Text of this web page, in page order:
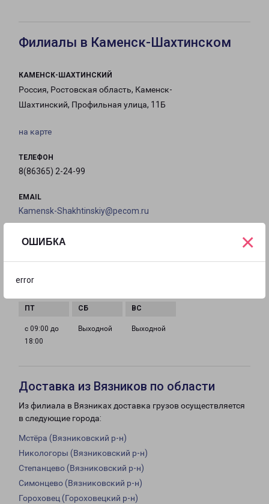
ОШИБКА
error
×
Филиалы в Каменск-Шахтинском
КАМЕНСК-ШАХТИНСКИЙ
Россия, Ростовская область, Каменск-
Шахтинский, Профильная улица, 11Б
на карте
ТЕЛЕФОН
8(86365) 2-24-99
EMAIL
Kamensk-Shakhtinskiy@pecom.ru
ГРАФИК РАБОТЫ
с 09:00 до
с 09:00 до
18:00
Выходной Выходной
Доставка из Вязников по области
Из филиала в Вязниках доставка грузов осуществляется
в следующие города:
Мстёра (Вязниковский р-н)
Никологоры (Вязниковский р-н)
Степанцево (Вязниковский р-н)
Симонцево (Вязниковский р-н)
Гороховец (Гороховецкий р-н)